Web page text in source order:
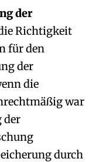
der
Richtigkeit
für den
der
die
war
der
durch